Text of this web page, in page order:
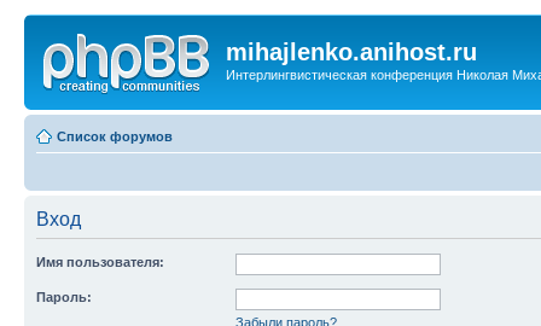
mihajlenko.anihost.ru
Интерлингвистическая конференция Николая
Список форумов
Вход
Имя пользователя:
Пароль:
Забыли пароль?